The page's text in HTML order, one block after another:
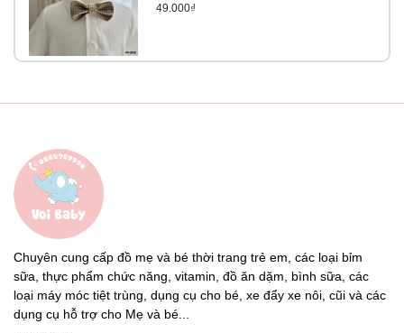
49.000₫
Chuyên cung cấp đồ mẹ và bé thời trang trẻ em, các loại bỉm
sữa, thực phẩm chức năng, vitamin, đồ ăn dặm, bình sữa, các
loại máy móc tiệt trùng, dụng cụ cho bé, xe đẩy xe nôi, cũi và các
dụng cụ hỗ trợ cho Mẹ và bé...